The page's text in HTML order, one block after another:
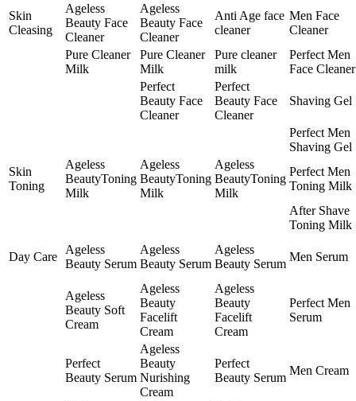
Skin
Cleasing
Ageless
Beauty Face
Cleaner
Ageless
Beauty Face
Cleaner
Anti Age face
cleaner
Men Face
Cleaner
Pure Cleaner
Milk
Pure Cleaner
Milk
Pure cleaner
milk
Perfect Men
Face Cleaner
Perfect
Beauty Face
Cleaner
Perfect
Beauty Face
Cleaner
Shaving Gel
Perfect Men
Shaving Gel
Skin
Toning
Ageless
BeautyToning
Milk
Ageless
BeautyToning
Milk
Ageless
BeautyToning
Milk
Perfect Men
Toning Milk
After Shave
Toning Milk
Day Care
Ageless
Beauty Serum
Ageless
Beauty Serum
Ageless
Beauty Serum
Men Serum
Ageless
Beauty Soft
Cream
Ageless
Beauty
Facelift
Cream
Ageless
Beauty
Facelift
Cream
Perfect Men
Serum
Perfect
Beauty Serum
Ageless
Beauty
Nurishing
Cream
Perfect
Beauty Serum
Men Cream